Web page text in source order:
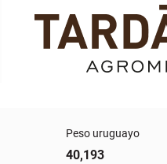
Peso uruguayo
40,193